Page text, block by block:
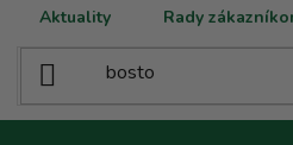
Aktuality Rady